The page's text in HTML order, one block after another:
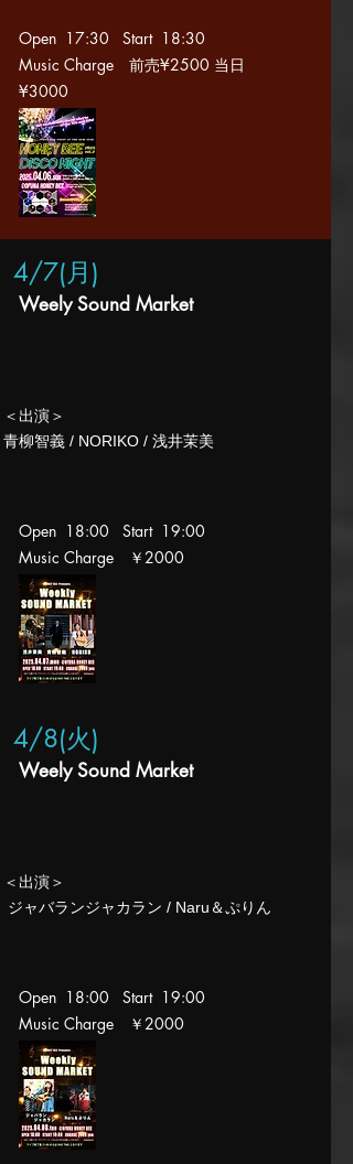
Open 17:30 Start 18:30
Music Charge 前売¥2500 当日
¥3000
4/7(月 )
Weely Sound Market
​＜出演＞
​青柳智義 / NORIKO / 浅井茉美
Open 18:00 Start 19:00
Music Charge ￥2000
4/8(火)
Weely Sound Market
​＜出演＞
​ ジャバランジャカラン / Naru＆ぷりん
Open 18:00 Start 19:00
Music Charge ￥2000